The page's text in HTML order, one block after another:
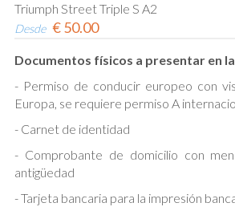
Triumph Street Triple S A2
Desde €50.00
Documentos físicos a presentar en
- Permiso de conducir europeo con
Europa, se requiere permiso A
- Carnet de identidad
- Comprobante de domicilio con
antigüedad
- Tarjeta bancaria para la impresión